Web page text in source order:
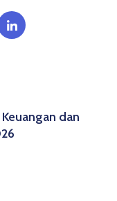
dan